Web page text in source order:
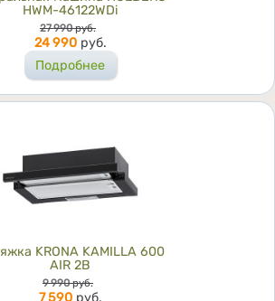
HWM-46122WDi
Цена
27 990 руб.
24 990 руб.
Подробнее
KRONA KAMILLA 600
AIR 2B
Цена
9 990 руб.
7 590 руб.